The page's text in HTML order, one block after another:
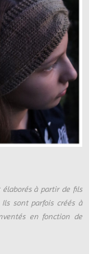
élaborés à partir de fils
sont parfois créés à
en fonction de